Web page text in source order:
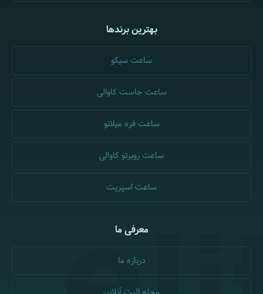
بهترین برندها
ساعت سیکو
ساعت جاست کاوالی
ساعت فره میلانو
ساعت روبرتو کاوالی
ساعت اسپریت
معرفی ما
درباره ما